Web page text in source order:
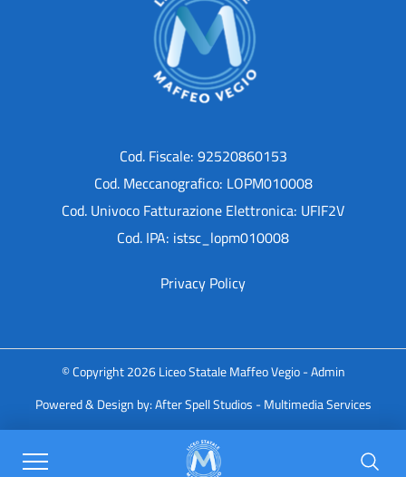
Cod. Fiscale: 92520860153
Cod. Meccanografico: LOPM010008
Cod. Univoco Fatturazione Elettronica: UFIF2V
Cod. IPA: istsc_lopm010008
Privacy Policy
© Copyright 2026 Liceo Statale Maffeo Vegio -Admin
Powered & Design by:After Spell Studios - Multimedia Services